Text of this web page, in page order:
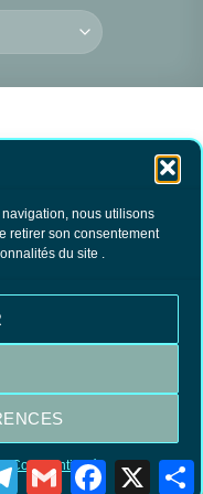
nous utilisons
retirer son consentement
du site .
Confidentialité
PayPal
TelegramGmail Facebook